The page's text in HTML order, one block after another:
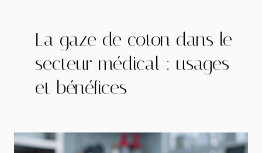
La gaze de coton dans le
secteur médical : usages
et bénéfices